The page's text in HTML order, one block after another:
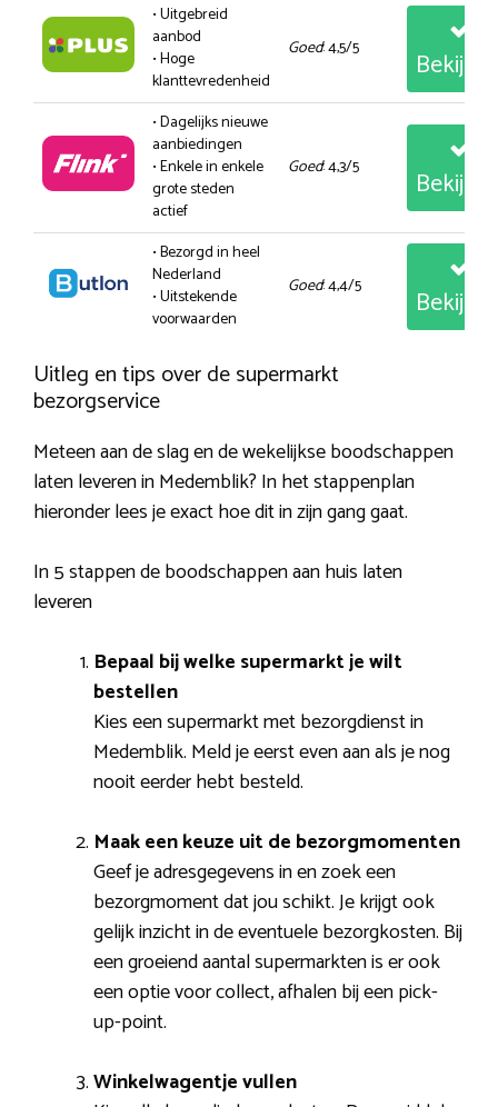
• Uitgebreid
aanbod
• Hoge
klanttevredenheid
Goed: 4,5/5
• Dagelijks nieuwe
aanbiedingen
• Enkele in enkele
grote steden
actief
Goed: 4,3/5
• Bezorgd in heel
Nederland
• Uitstekende
voorwaarden
Goed: 4,4/5
Uitleg en tips over de supermarkt
bezorgservice
Meteen aan de slag en de wekelijkse boodschappen
laten leveren in Medemblik? In het stappenplan
hieronder lees je exact hoe dit in zijn gang gaat.
In 5 stappen de boodschappen aan huis laten
leveren
Bepaal bij welke supermarkt je wilt
bestellen
Kies een supermarkt met bezorgdienst in
Medemblik. Meld je eerst even aan als je nog
nooit eerder hebt besteld.
Maak een keuze uit de bezorgmomenten
Geef je adresgegevens in en zoek een
bezorgmoment dat jou schikt. Je krijgt ook
gelijk inzicht in de eventuele bezorgkosten. Bij
een groeiend aantal supermarkten is er ook
een optie voor collect, afhalen bij een pick-
up-point.
Winkelwagentje vullen